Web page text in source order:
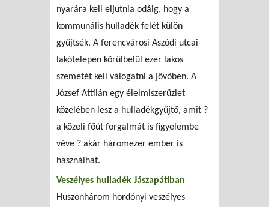
nyarára kell eljutnia odáig, hogy a
kommunális hulladék felét külön
gyűjtsék. A ferencvárosi Aszódi utcai
lakótelepen körülbelül ezer lakos
szemetét kell válogatni a jövőben. A
József Attilán egy élelmiszerüzlet
közelében lesz a hulladékgyűjtő, amit ?
a közeli főút forgalmát is figyelembe
véve ? akár háromezer ember is
használhat.
Veszélyes hulladék Jászapátiban
Huszonhárom hordónyi veszélyes